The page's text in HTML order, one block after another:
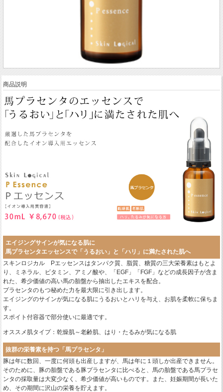
商品説明
エイジングサインが気になる肌に
馬プラセンタエッセンスで「うるおい」と「ハリ」に満たされた肌へ
スキンロジカル Pエッセンスはタンパク質、脂質、糖質の三大栄養素はもとよ
り、ミネラル、ビタミン、アミノ酸や、「EGF」「FGF」などの成長因子が含ま
れた、希少価値の高い馬の胎盤から抽出したエキスを配合。
プラセンタのもつ秘めた力を最大限に引き出します。
エイジングのサインが気になる肌にうるおいとハリを与え、お肌を柔軟に保ちま
す。
スポイト付容器で部分使いに最適です。
オススメ肌タイプ：乾燥肌～老齢肌、はり・たるみが気になる肌
抜群の栄養素を持つ「馬プラセンタ」
豚は年に数回、一度に何頭も出産しますが、馬は年に１頭しか出産できません。
そのために、豚の胎盤である豚プラセンタに比べると、馬の胎盤である馬プラセ
ンタの採取量は大変少なく、希少価値が高いものです。また、妊娠期間が長いた
め、その期間に沢山の栄養を貯えます。